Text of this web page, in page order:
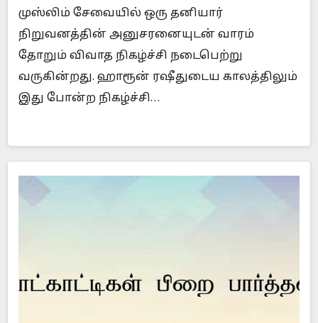
முஸ்லிம் சேவையில் ஒரு தனியார்
நிறுவனத்தின் அனுசரனையுடன் வாரம்
தோறும் விவாத நிகழ்ச்சி நடைபெற்று
வருகின்றது. ஹாரூன் ரஷீதுடைய காலத்திலும்
இது போன்ற நிகழ்ச்சி…